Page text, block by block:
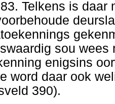
Telkens is daar
sou
enigsins
word daar ook
390).